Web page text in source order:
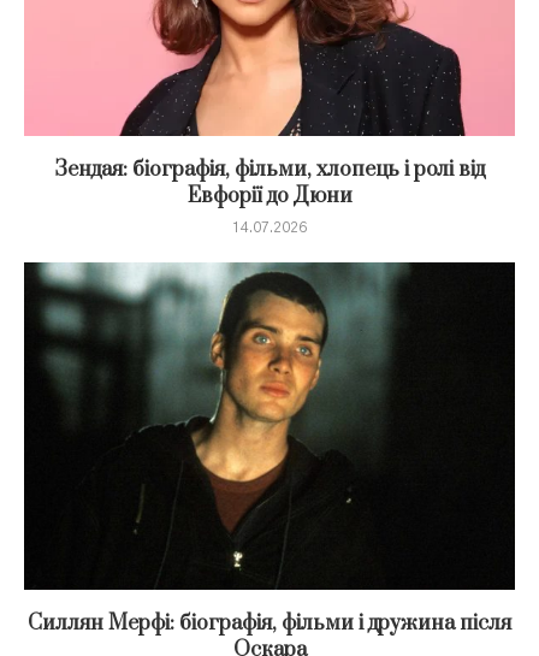
Зендая: біографія, фільми, хлопець і ролі від
Евфорії до Дюни
14.07.2026
Силлян Мерфі: біографія, фільми і дружина після
Оскара